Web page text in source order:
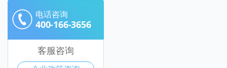
电话咨询
400-166-3656
客服咨询